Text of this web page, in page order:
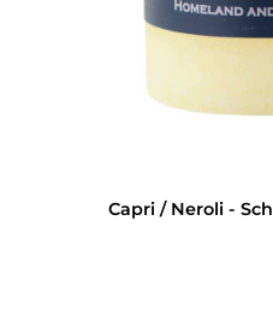
Capri / Neroli -